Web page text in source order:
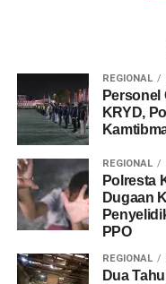
REGIONAL
KRYD,
REGIONAL
Polresta
Dugaan
PPO
REGIONAL
Dua